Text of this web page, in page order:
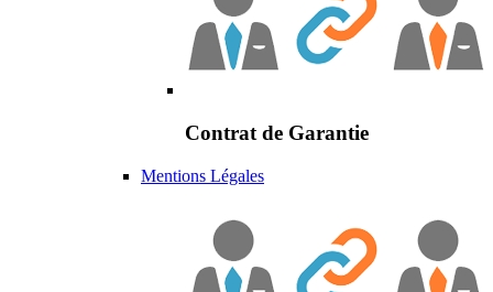
Contrat de Garantie
Mentions Légales